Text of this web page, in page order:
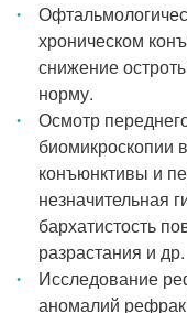
хроническом
снижение
норму.
Осмотр
биомикроскопии
конъюнктивы и
незначительная
бархатистость
разрастания и др.
Исследование
аномалий